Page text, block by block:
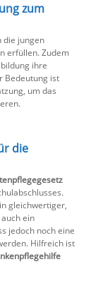
zum
jungen
erfüllen. Zudem
ihre
Bedeutung ist
um das
die
gleichwertiger,
ein
jedoch noch eine
Hilfreich ist